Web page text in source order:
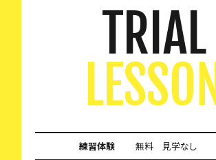
TRIAL
LESSON
練習体験 無料 見学なし